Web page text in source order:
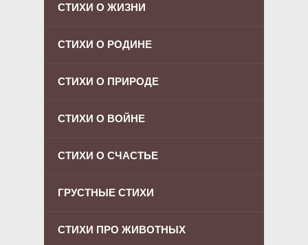
СТИХИ О ЖИЗНИ
СТИХИ О РОДИНЕ
СТИХИ О ПРИРОДЕ
СТИХИ О ВОЙНЕ
СТИХИ О СЧАСТЬЕ
ГРУСТНЫЕ СТИХИ
СТИХИ ПРО ЖИВОТНЫХ